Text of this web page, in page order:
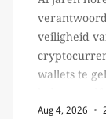
veiligheid
wallets te
Ledger of
Aug 4, 2026